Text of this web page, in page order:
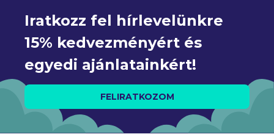
Iratkozz fel hírlevelünkre
15% kedvezményért és
egyedi ajánlatainkért!
FELIRATKOZOM